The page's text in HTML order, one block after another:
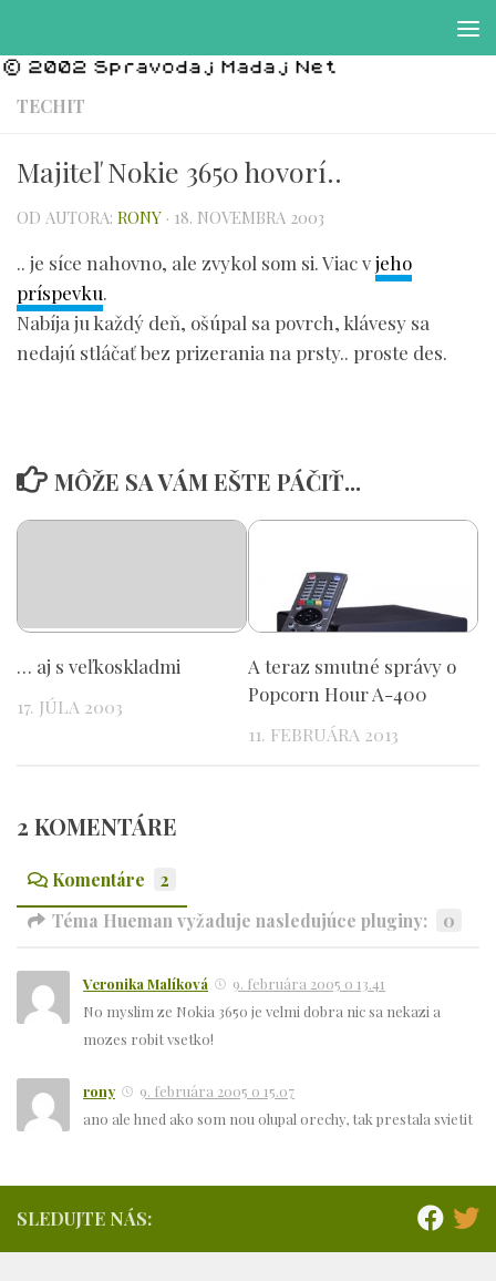
TECHIT
Majiteľ Nokie 3650 hovorí..
OD AUTORA: RONY · 18. NOVEMBRA 2003
.. je síce nahovno, ale zvykol som si. Viac vjeho
príspevku.
Nabíja ju každý deň, ošúpal sa povrch, klávesy sa
nedajú stláčať bez prizerania na prsty.. proste des.
MÔŽE SA VÁM EŠTE PÁČIŤ...
… aj s veľkoskladmi
17. JÚLA 2003
A teraz smutné správy o
Popcorn Hour A-400
11. FEBRUÁRA 2013
2 KOMENTÁRE
Komentáre
2
Téma Hueman vyžaduje nasledujúce pluginy:
0
Veronika Malíková
9. februára 2005 o 13.41
No myslim ze Nokia 3650 je velmi dobra nic sa nekazi a
mozes robit vsetko!
rony
9. februára 2005 o 15.07
ano ale hned ako som nou olupal orechy, tak prestala svietit
SLEDUJTE NÁS: